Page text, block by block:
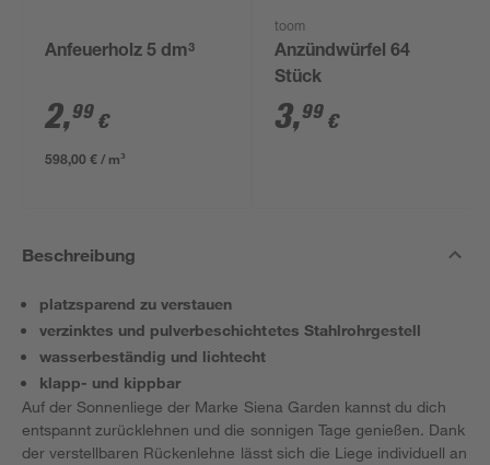
Anfeuerholz 5 dm³
2,99 €
598,00 € / m³
toom
Anzündwürfel 64
Stück
3,99 €
Beschreibung
platzsparend zu verstauen
verzinktes und pulverbeschichtetes Stahlrohrgestell
wasserbeständig und lichtecht
klapp- und kippbar
Auf der Sonnenliege der Marke Siena Garden kannst du dich
entspannt zurücklehnen und die sonnigen Tage genießen. Dank
der verstellbaren Rückenlehne lässt sich die Liege individuell an